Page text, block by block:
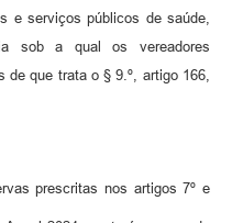
e serviços públicos de saúde,
sob a qual os vereadores
que trata o § 9.º, artigo 166,
prescritas nos artigos 7º e